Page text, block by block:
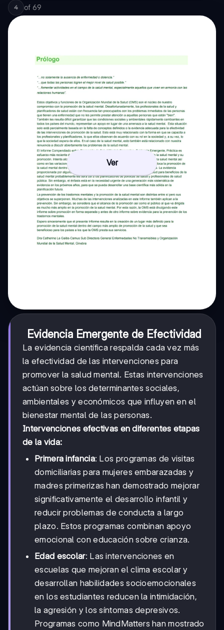
4 of 69
Ver
Evidencia Emergente de Efectividad
La evidencia científica respalda cada vez más
la efectividad de las intervenciones para
promover la salud mental. Estas intervenciones
actúan sobre los determinantes sociales,
ambientales y económicos que influyen en el
bienestar mental de las personas.
Intervenciones efectivas en diferentes etapas
de la vida:
Primera infancia: Los programas de visitas
domiciliarias para mujeres embarazadas y
madres primerizas han demostrado mejorar
significativamente el desarrollo infantil y
reducir problemas de conducta a largo
plazo. Estos programas combinan apoyo
emocional con educación sobre crianza.
Edad escolar: Las intervenciones en
escuelas que mejoran el clima escolar y
desarrollan habilidades socioemocionales
en los estudiantes reducen la intimidación,
la agresión y los síntomas depresivos.
Programas como MindMatters han mostrado